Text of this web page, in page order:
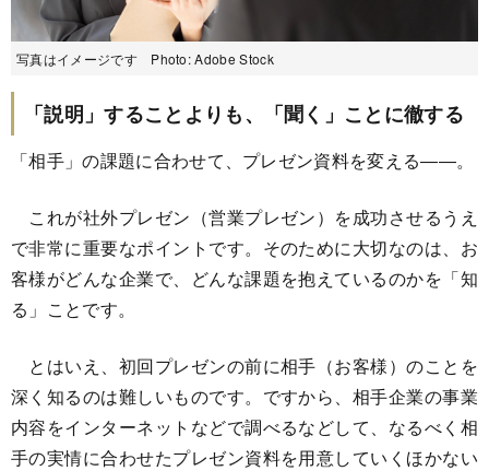
写真はイメージです Photo: Adobe Stock
「説明」することよりも、「聞く」ことに徹する
「相手」の課題に合わせて、プレゼン資料を変える――。
これが社外プレゼン（営業プレゼン）を成功させるうえ
で非常に重要なポイントです。そのために大切なのは、お
客様がどんな企業で、どんな課題を抱えているのかを「知
る」ことです。
とはいえ、初回プレゼンの前に相手（お客様）のことを
深く知るのは難しいものです。ですから、相手企業の事業
内容をインターネットなどで調べるなどして、なるべく相
手の実情に合わせたプレゼン資料を用意していくほかない